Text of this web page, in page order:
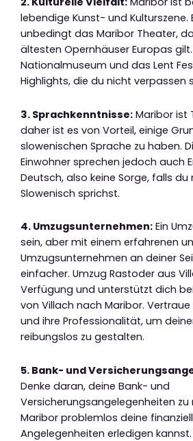
lebendige Kunst- und Kulturszene.
unbedingt das Maribor Theater,
ältesten Opernhäuser Europas
Nationalmuseum und das Lent
Highlights, die du nicht verpassen
3. Sprachkenntnisse: Maribor ist
daher ist es von Vorteil, einige
slowenischen Sprache zu haben.
Einwohner sprechen jedoch auch
Deutsch, also keine Sorge, falls du
Slowenisch sprichst.
4. Umzugsunternehmen: Ein
sein, aber mit einem erfahrenen
Umzugsunternehmen an deiner
einfacher. Umzug Rastoder aus
Verfügung und unterstützt dich
von Villach nach Maribor.
und ihre Professionalität, um
reibungslos zu gestalten.
5. Bank- und
Denke daran, deine Bank- und
Versicherungsangelegenheiten
Maribor problemlos deine
Angelegenheiten erledigen